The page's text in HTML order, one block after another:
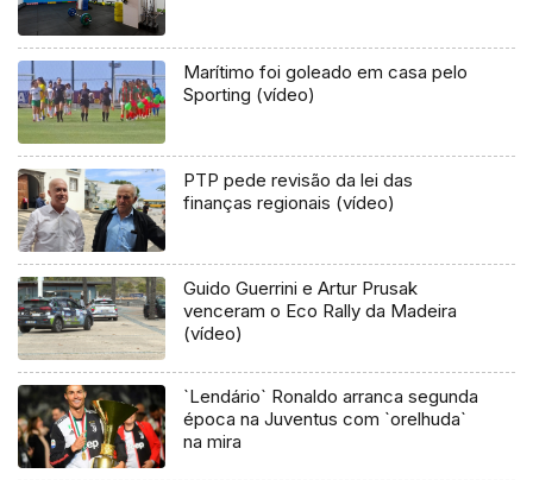
Marítimo foi goleado em casa pelo
Sporting (vídeo)
PTP pede revisão da lei das
finanças regionais (vídeo)
Guido Guerrini e Artur Prusak
venceram o Eco Rally da Madeira
(vídeo)
`Lendário` Ronaldo arranca segunda
época na Juventus com `orelhuda`
na mira